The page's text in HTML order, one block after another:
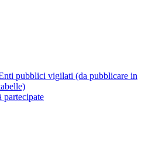
pubblici vigilati (da pubblicare in
partecipate